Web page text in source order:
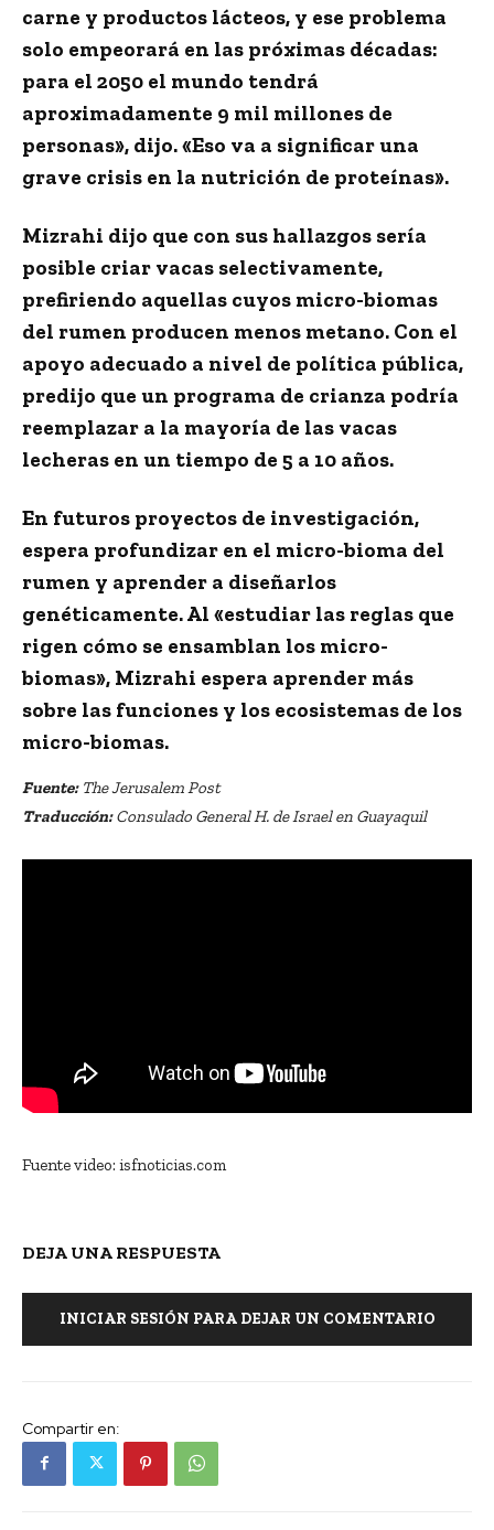
carne y productos lácteos, y ese problema
solo empeorará en las próximas décadas:
para el 2050 el mundo tendrá
aproximadamente 9 mil millones de
personas», dijo. «Eso va a significar una
grave crisis en la nutrición de proteínas».
Mizrahi dijo que con sus hallazgos sería
posible criar vacas selectivamente,
prefiriendo aquellas cuyos micro-biomas
del rumen producen menos metano. Con el
apoyo adecuado a nivel de política pública,
predijo que un programa de crianza podría
reemplazar a la mayoría de las vacas
lecheras en un tiempo de 5 a 10 años.
En futuros proyectos de investigación,
espera profundizar en el micro-bioma del
rumen y aprender a diseñarlos
genéticamente. Al «estudiar las reglas que
rigen cómo se ensamblan los micro-
biomas», Mizrahi espera aprender más
sobre las funciones y los ecosistemas de los
micro-biomas.
Fuente:The Jerusalem Post
Traducción:Consulado General H. de Israel en Guayaquil
Fuente video: isfnoticias.com
DEJA UNA RESPUESTA
INICIAR SESIÓN PARA DEJAR UN COMENTARIO
Compartir en: